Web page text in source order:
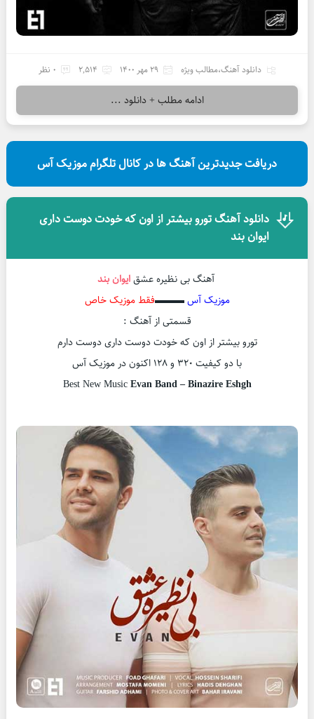
دانلود آهنگ،مطالب ویژه 29 مهر 1400 2,514 0 نظر
ادامه مطلب + دانلود ...
دریافت جدیدترین آهنگ ها در کانال تلگرام موزیک آس
دانلود آهنگ تورو بیشتر از اون که خودت دوست داری
ایوان بند
آهنگ بی نظیره عشقایوان بند
موزیک آس▬▬▬فقط موزیک خاص
قسمتی از آهنگ :
تورو بیشتر از اون که خودت دوست داری دوست دارم
با دو کیفیت ۳۲۰ و ۱۲۸ اکنون در موزیک آس
Best New MusicEvan Band – Binazire Eshgh